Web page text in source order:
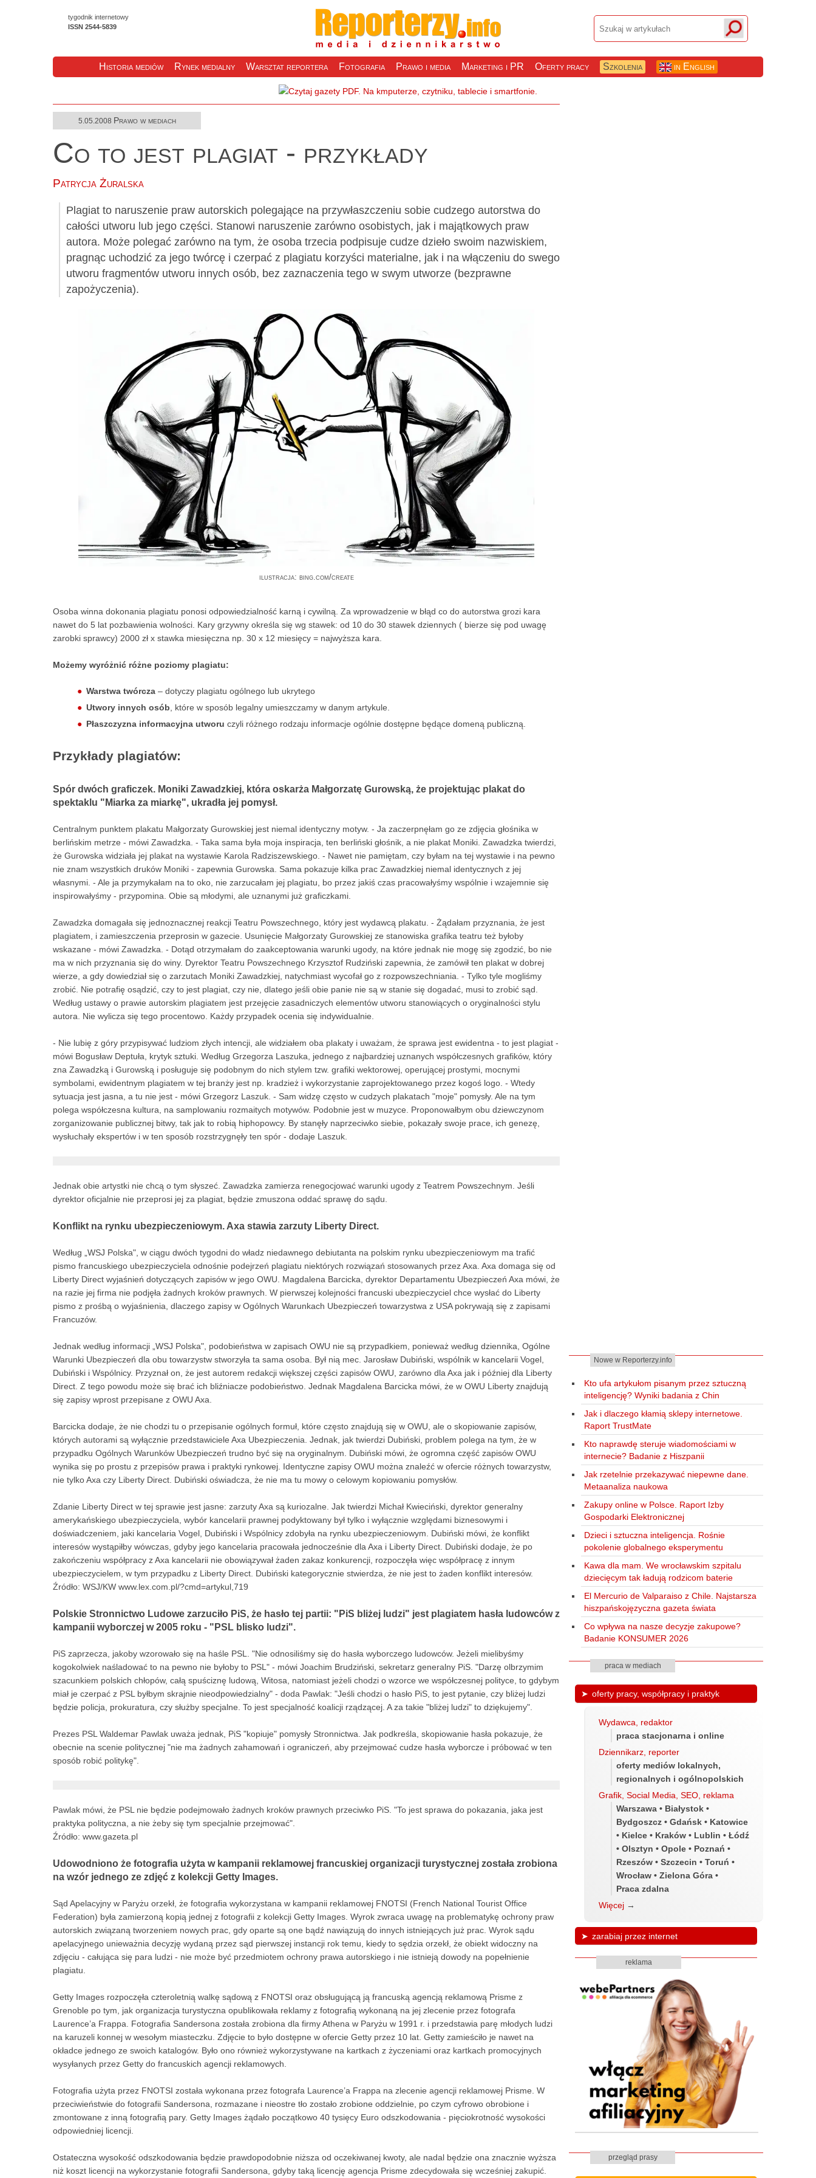
Historia mediów Rynek medialny Warsztat reportera Fotografia Prawo i media Marketing i PR Oferty pracy Szkolenia in English
tygodnik internetowy
ISSN 2544-5839
5.05.2008 Prawo w mediach
Co to jest plagiat - przykłady
Patrycja Żuralska
Plagiat to naruszenie praw autorskich polegające na przywłaszczeniu sobie cudzego autorstwa do
całości utworu lub jego części. Stanowi naruszenie zarówno osobistych, jak i majątkowych praw
autora. Może polegać zarówno na tym, że osoba trzecia podpisuje cudze dzieło swoim nazwiskiem,
pragnąc uchodzić za jego twórcę i czerpać z plagiatu korzyści materialne, jak i na włączeniu do swego
utworu fragmentów utworu innych osób, bez zaznaczenia tego w swym utworze (bezprawne
zapożyczenia).
ilustracja: bing.com/create
Osoba winna dokonania plagiatu ponosi odpowiedzialność karną i cywilną. Za wprowadzenie w błąd co do autorstwa grozi kara
nawet do 5 lat pozbawienia wolności. Kary grzywny określa się wg stawek: od 10 do 30 stawek dziennych ( bierze się pod uwagę
zarobki sprawcy) 2000 zł x stawka miesięczna np. 30 x 12 miesięcy = najwyższa kara.
Możemy wyróżnić różne poziomy plagiatu:
Warstwa twórcza – dotyczy plagiatu ogólnego lub ukrytego
Utwory innych osób , które w sposób legalny umieszczamy w danym artykule.
Płaszczyzna informacyjna utworu czyli różnego rodzaju informacje ogólnie dostępne będące domeną publiczną.
Przykłady plagiatów:
Spór dwóch graficzek. Moniki Zawadzkiej, która oskarża Małgorzatę Gurowską, że projektując plakat do
spektaklu "Miarka za miarkę", ukradła jej pomysł.
Centralnym punktem plakatu Małgorzaty Gurowskiej jest niemal identyczny motyw. - Ja zaczerpnęłam go ze zdjęcia głośnika w
berlińskim metrze - mówi Zawadzka. - Taka sama była moja inspiracja, ten berliński głośnik, a nie plakat Moniki. Zawadzka twierdzi,
że Gurowska widziała jej plakat na wystawie Karola Radziszewskiego. - Nawet nie pamiętam, czy byłam na tej wystawie i na pewno
nie znam wszystkich druków Moniki - zapewnia Gurowska. Sama pokazuje kilka prac Zawadzkiej niemal identycznych z jej
własnymi. - Ale ja przymykałam na to oko, nie zarzucałam jej plagiatu, bo przez jakiś czas pracowałyśmy wspólnie i wzajemnie się
inspirowałyśmy - przypomina. Obie są młodymi, ale uznanymi już graficzkami.
Zawadzka domagała się jednoznacznej reakcji Teatru Powszechnego, który jest wydawcą plakatu. - Żądałam przyznania, że jest
plagiatem, i zamieszczenia przeprosin w gazecie. Usunięcie Małgorzaty Gurowskiej ze stanowiska grafika teatru też byłoby
wskazane - mówi Zawadzka. - Dotąd otrzymałam do zaakceptowania warunki ugody, na które jednak nie mogę się zgodzić, bo nie
ma w nich przyznania się do winy. Dyrektor Teatru Powszechnego Krzysztof Rudziński zapewnia, że zamówił ten plakat w dobrej
wierze, a gdy dowiedział się o zarzutach Moniki Zawadzkiej, natychmiast wycofał go z rozpowszechniania. - Tylko tyle mogliśmy
zrobić. Nie potrafię osądzić, czy to jest plagiat, czy nie, dlatego jeśli obie panie nie są w stanie się dogadać, musi to zrobić sąd.
Według ustawy o prawie autorskim plagiatem jest przejęcie zasadniczych elementów utworu stanowiących o oryginalności stylu
autora. Nie wylicza się tego procentowo. Każdy przypadek ocenia się indywidualnie.
- Nie lubię z góry przypisywać ludziom złych intencji, ale widziałem oba plakaty i uważam, że sprawa jest ewidentna - to jest plagiat -
mówi Bogusław Deptuła, krytyk sztuki. Według Grzegorza Laszuka, jednego z najbardziej uznanych współczesnych grafików, który
zna Zawadzką i Gurowską i posługuje się podobnym do nich stylem tzw. grafiki wektorowej, operującej prostymi, mocnymi
symbolami, ewidentnym plagiatem w tej branży jest np. kradzież i wykorzystanie zaprojektowanego przez kogoś logo. - Wtedy
sytuacja jest jasna, a tu nie jest - mówi Grzegorz Laszuk. - Sam widzę często w cudzych plakatach "moje" pomysły. Ale na tym
polega współczesna kultura, na samplowaniu rozmaitych motywów. Podobnie jest w muzyce. Proponowałbym obu dziewczynom
zorganizowanie publicznej bitwy, tak jak to robią hiphopowcy. By stanęły naprzeciwko siebie, pokazały swoje prace, ich genezę,
wysłuchały ekspertów i w ten sposób rozstrzygnęły ten spór - dodaje Laszuk.
Jednak obie artystki nie chcą o tym słyszeć. Zawadzka zamierza renegocjować warunki ugody z Teatrem Powszechnym. Jeśli
dyrektor oficjalnie nie przeprosi jej za plagiat, będzie zmuszona oddać sprawę do sądu.
Konflikt na rynku ubezpieczeniowym. Axa stawia zarzuty Liberty Direct.
Według „WSJ Polska", w ciągu dwóch tygodni do władz niedawnego debiutanta na polskim rynku ubezpieczeniowym ma trafić
pismo francuskiego ubezpieczyciela odnośnie podejrzeń plagiatu niektórych rozwiązań stosowanych przez Axa. Axa domaga się od
Liberty Direct wyjaśnień dotyczących zapisów w jego OWU. Magdalena Barcicka, dyrektor Departamentu Ubezpieczeń Axa mówi, że
na razie jej firma nie podjęła żadnych kroków prawnych. W pierwszej kolejności francuski ubezpieczyciel chce wysłać do Liberty
pismo z prośbą o wyjaśnienia, dlaczego zapisy w Ogólnych Warunkach Ubezpieczeń towarzystwa z USA pokrywają się z zapisami
Francuzów.
Jednak według informacji „WSJ Polska", podobieństwa w zapisach OWU nie są przypadkiem, ponieważ według dziennika, Ogólne
Warunki Ubezpieczeń dla obu towarzystw stworzyła ta sama osoba. Był nią mec. Jarosław Dubiński, wspólnik w kancelarii Vogel,
Dubiński i Wspólnicy. Przyznał on, że jest autorem redakcji większej części zapisów OWU, zarówno dla Axa jak i później dla Liberty
Direct. Z tego powodu może się brać ich bliźniacze podobieństwo. Jednak Magdalena Barcicka mówi, że w OWU Liberty znajdują
się zapisy wprost przepisane z OWU Axa.
Barcicka dodaje, że nie chodzi tu o przepisanie ogólnych formuł, które często znajdują się w OWU, ale o skopiowanie zapisów,
których autorami są wyłącznie przedstawiciele Axa Ubezpieczenia. Jednak, jak twierdzi Dubiński, problem polega na tym, że w
przypadku Ogólnych Warunków Ubezpieczeń trudno być się na oryginalnym. Dubiński mówi, że ogromna część zapisów OWU
wynika się po prostu z przepisów prawa i praktyki rynkowej. Identyczne zapisy OWU można znaleźć w ofercie różnych towarzystw,
nie tylko Axa czy Liberty Direct. Dubiński oświadcza, że nie ma tu mowy o celowym kopiowaniu pomysłów.
Zdanie Liberty Direct w tej sprawie jest jasne: zarzuty Axa są kuriozalne. Jak twierdzi Michał Kwieciński, dyrektor generalny
amerykańskiego ubezpieczyciela, wybór kancelarii prawnej podyktowany był tylko i wyłącznie względami biznesowymi i
doświadczeniem, jaki kancelaria Vogel, Dubiński i Wspólnicy zdobyła na rynku ubezpieczeniowym. Dubiński mówi, że konflikt
interesów wystąpiłby wówczas, gdyby jego kancelaria pracowała jednocześnie dla Axa i Liberty Direct. Dubiński dodaje, że po
zakończeniu współpracy z Axa kancelarii nie obowiązywał żaden zakaz konkurencji, rozpoczęła więc współpracę z innym
ubezpieczycielem, w tym przypadku z Liberty Direct. Dubiński kategorycznie stwierdza, że nie jest to żaden konflikt interesów.
Źródło: WSJ/KW www.lex.com.pl/?cmd=artykul,719
Polskie Stronnictwo Ludowe zarzuciło PiS, że hasło tej partii: "PiS bliżej ludzi" jest plagiatem hasła ludowców z
kampanii wyborczej w 2005 roku - "PSL blisko ludzi".
PiS zaprzecza, jakoby wzorowało się na haśle PSL. "Nie odnosiliśmy się do hasła wyborczego ludowców. Jeżeli mielibyśmy
kogokolwiek naśladować to na pewno nie byłoby to PSL" - mówi Joachim Brudziński, sekretarz generalny PiS. "Darzę olbrzymim
szacunkiem polskich chłopów, całą spuściznę ludową, Witosa, natomiast jeżeli chodzi o wzorce we współczesnej polityce, to gdybym
miał je czerpać z PSL byłbym skrajnie nieodpowiedzialny" - doda Pawlak: "Jeśli chodzi o hasło PiS, to jest pytanie, czy bliżej ludzi
będzie policja, prokuratura, czy służby specjalne. To jest specjalność koalicji rządzącej. A za takie "bliżej ludzi" to dziękujemy".
Prezes PSL Waldemar Pawlak uważa jednak, PiS "kopiuje" pomysły Stronnictwa. Jak podkreśla, skopiowanie hasła pokazuje, że
obecnie na scenie politycznej "nie ma żadnych zahamowań i ograniczeń, aby przejmować cudze hasła wyborcze i próbować w ten
sposób robić politykę".
Pawlak mówi, że PSL nie będzie podejmowało żadnych kroków prawnych przeciwko PiS. "To jest sprawa do pokazania, jaka jest
praktyka polityczna, a nie żeby się tym specjalnie przejmować".
Źródło: www.gazeta.pl
Udowodniono że fotografia użyta w kampanii reklamowej francuskiej organizacji turystycznej została zrobiona
na wzór jednego ze zdjęć z kolekcji Getty Images.
Sąd Apelacyjny w Paryżu orzekł, że fotografia wykorzystana w kampanii reklamowej FNOTSI (French National Tourist Office
Federation) była zamierzoną kopią jednej z fotografii z kolekcji Getty Images. Wyrok zwraca uwagę na problematykę ochrony praw
autorskich związaną tworzeniem nowych prac, gdy oparte są one bądź nawiązują do innych istniejących już prac. Wyrok sądu
apelacyjnego unieważnia decyzję wydaną przez sąd pierwszej instancji rok temu, kiedy to sędzia orzekł, że obiekt widoczny na
zdjęciu - całująca się para ludzi - nie może być przedmiotem ochrony prawa autorskiego i nie istnieją dowody na popełnienie
plagiatu.
Getty Images rozpoczęła czteroletnią walkę sądową z FNOTSI oraz obsługującą ją francuską agencją reklamową Prisme z
Grenoble po tym, jak organizacja turystyczna opublikowała reklamy z fotografią wykonaną na jej zlecenie przez fotografa
Laurence’a Frappa. Fotografia Sandersona została zrobiona dla firmy Athena w Paryżu w 1991 r. i przedstawia parę młodych ludzi
na karuzeli konnej w wesołym miasteczku. Zdjęcie to było dostępne w ofercie Getty przez 10 lat. Getty zamieściło je nawet na
okładce jednego ze swoich katalogów. Było ono również wykorzystywane na kartkach z życzeniami oraz kartkach promocyjnych
wysyłanych przez Getty do francuskich agencji reklamowych.
Fotografia użyta przez FNOTSI została wykonana przez fotografa Laurence’a Frappa na zlecenie agencji reklamowej Prisme. W
przeciwieństwie do fotografii Sandersona, rozmazane i nieostre tło zostało zrobione oddzielnie, po czym cyfrowo obrobione i
zmontowane z inną fotografią pary. Getty Images żądało początkowo 40 tysięcy Euro odszkodowania - pięciokrotność wysokości
odpowiedniej licencji.
Ostateczna wysokość odszkodowania będzie prawdopodobnie niższa od oczekiwanej kwoty, ale nadal będzie ona znacznie wyższa
niż koszt licencji na wykorzystanie fotografii Sandersona, gdyby taką licencję agencja Prisme zdecydowała się wcześniej zakupić.
Nowe w Reporterzy.info
Kto ufa artykułom pisanym przez sztuczną
inteligencję? Wyniki badania z Chin
Jak i dlaczego kłamią sklepy internetowe.
Raport TrustMate
Kto naprawdę steruje wiadomościami w
internecie? Badanie z Hiszpanii
Jak rzetelnie przekazywać niepewne dane.
Metaanaliza naukowa
Zakupy online w Polsce. Raport Izby
Gospodarki Elektronicznej
Dzieci i sztuczna inteligencja. Rośnie
pokolenie globalnego eksperymentu
Kawa dla mam. We wrocławskim szpitalu
dziecięcym tak ładują rodzicom baterie
El Mercurio de Valparaiso z Chile. Najstarsza
hiszpańskojęzyczna gazeta świata
Co wpływa na nasze decyzje zakupowe?
Badanie KONSUMER 2026
praca w mediach
oferty pracy, współpracy i praktyk
Wydawca, redaktor
praca stacjonarna i online
Dziennikarz, reporter
oferty mediów lokalnych,
regionalnych i ogólnopolskich
Grafik, Social Media, SEO, reklama
Warszawa • Białystok •
Bydgoszcz • Gdańsk • Katowice
• Kielce • Kraków • Lublin • Łódź
• Olsztyn • Opole • Poznań •
Rzeszów • Szczecin • Toruń •
Wrocław • Zielona Góra •
Praca zdalna
Więcej →
zarabiaj przez internet
reklama
przegląd prasy